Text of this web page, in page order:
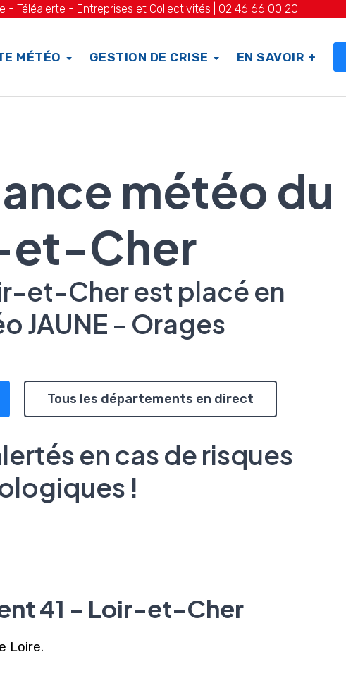
Téléalerte - Entreprises et Collectivités | 02 46 66 00 20
MÉTÉO GESTION DE CRISE EN SAVOIR +
météo du
et-Cher
et-Cher est placé en
JAUNE - Orages
Tous les départements en direct
en cas de risques
!
41 - Loir-et-Cher
Loire.